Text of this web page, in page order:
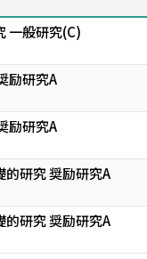
一般研究(C)
励研究A
励研究A
研究 奨励研究A
研究 奨励研究A